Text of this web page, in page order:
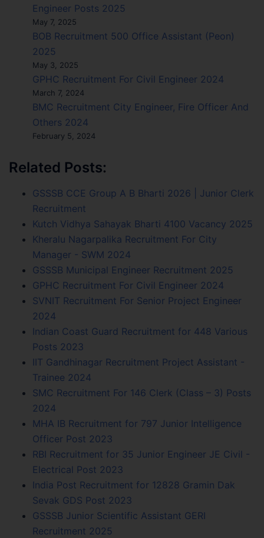
Engineer Posts 2025
May 7, 2025
BOB Recruitment 500 Office Assistant (Peon)
2025
May 3, 2025
GPHC Recruitment For Civil Engineer 2024
March 7, 2024
BMC Recruitment City Engineer, Fire Officer And
Others 2024
February 5, 2024
Related Posts:
GSSSB CCE Group A B Bharti 2026 | Junior Clerk
Recruitment
Kutch Vidhya Sahayak Bharti 4100 Vacancy 2025
Kheralu Nagarpalika Recruitment For City
Manager - SWM 2024
GSSSB Municipal Engineer Recruitment 2025
GPHC Recruitment For Civil Engineer 2024
SVNIT Recruitment For Senior Project Engineer
2024
Indian Coast Guard Recruitment for 448 Various
Posts 2023
IIT Gandhinagar Recruitment Project Assistant -
Trainee 2024
SMC Recruitment For 146 Clerk (Class – 3) Posts
2024
MHA IB Recruitment for 797 Junior Intelligence
Officer Post 2023
RBI Recruitment for 35 Junior Engineer JE Civil -
Electrical Post 2023
India Post Recruitment for 12828 Gramin Dak
Sevak GDS Post 2023
GSSSB Junior Scientific Assistant GERI
Recruitment 2025